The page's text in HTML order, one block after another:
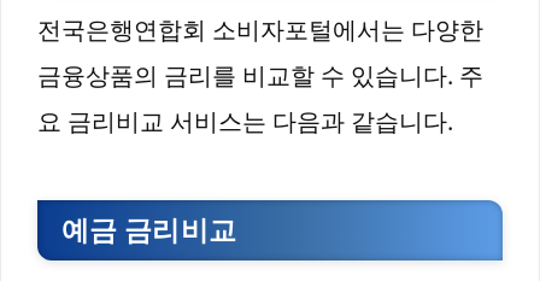
전국은행연합회 소비자포털에서는 다양한
금융상품의 금리를 비교할 수 있습니다. 주
요 금리비교 서비스는 다음과 같습니다.
예금 금리비교